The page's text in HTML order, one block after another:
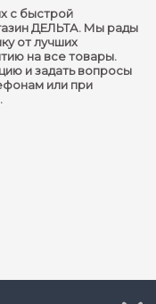
с быстрой
ДЕЛЬТА. Мы рады
от лучших
на все товары.
и задать вопросы
или при